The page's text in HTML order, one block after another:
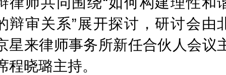
辩审关系”展开探讨，研讨会由
星来律师事务所新任合伙人会议
程晓璐主持。